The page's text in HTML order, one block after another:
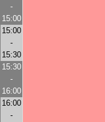
-
15:00
15:00
-
15:30
15:30
-
16:00
16:00
-